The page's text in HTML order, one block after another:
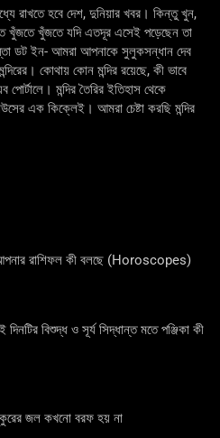
রাখতে হবে দেশ, দুনিয়ার খবর। কিন্তু খুন,
খুঁজতে খুঁজতে যদি এতদূর এসেই পড়েছেন তা
ডট ইন- আমরা আপনাকে সুলুকসন্ধান দেব
কোথায় কোন মন্দির রয়েছে, কী ভাবে
মন্দির তৈরির ইতিহাস থেকে
এক কিক্লেই। আমরা চেষ্টা করছি মন্দির
রাশিফল কী বলছে (Horoscopes)
বিশুদ্ধ ও সূর্য সিদ্ধান্ত মতে পঞ্জিকা কী
জল কখনো বরফ হয় না